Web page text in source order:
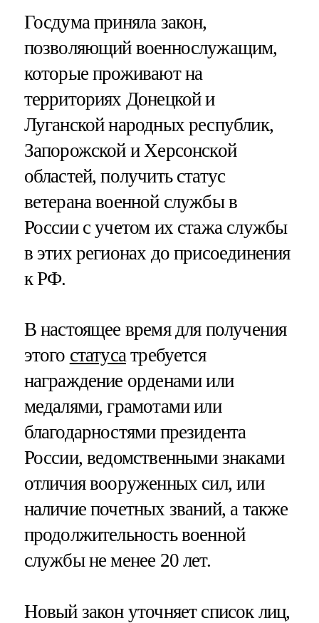
Госдума приняла закон,
позволяющий военнослужащим,
которые проживают на
территориях Донецкой и
Луганской народных республик,
Запорожской и Херсонской
областей, получить статус
ветерана военной службы в
России с учетом их стажа службы
в этих регионах до присоединения
к РФ.
В настоящее время для получения
этого статусатребуется
награждение орденами или
медалями, грамотами или
благодарностями президента
России, ведомственными знаками
отличия вооруженных сил, или
наличие почетных званий, а также
продолжительность военной
службы не менее 20 лет.
Новый закон уточняет список лиц,